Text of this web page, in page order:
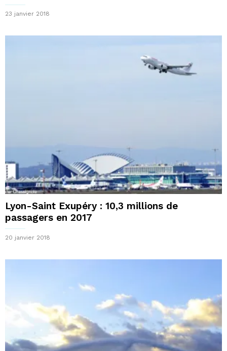
23 janvier 2018
Lyon-Saint Exupéry : 10,3 millions de
passagers en 2017
20 janvier 2018